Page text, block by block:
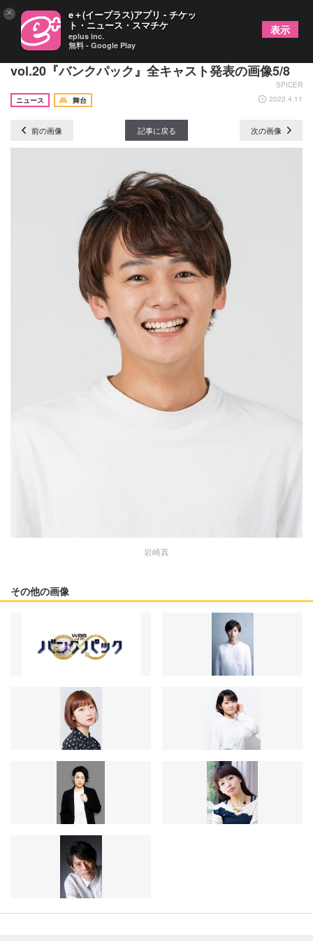
納谷健、河内美里らの追加出演が決定 WBB
vol.20『バンクパック』全キャスト発表の画像5/8
SPICER
ニュース
舞台 2022.4.11
前の画像 記事に戻る 次の画像
岩崎真
その他の画像
× e＋(イープラス)アプリ - チケッ
ト・ニュース・スマチケ
eplus inc.
無料 - Google Play
表示